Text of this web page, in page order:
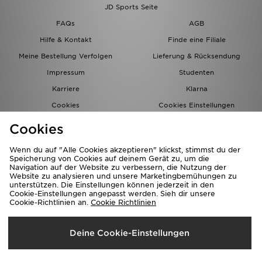
JD Sports Seite
FAQs
AGB
Hilfe & Kontakt
Finde eine Filiale
Meine Bestellung Verfolgen
Lieferung & Rücksendung
Impressum
Studenten
Karriere
Klarna
Cookies
Cookies Einstellungen
Lieferung Nach
Deutschland
Cookies
Wenn du auf "Alle Cookies akzeptieren" klickst, stimmst du der
Speicherung von Cookies auf deinem Gerät zu, um die
Navigation auf der Website zu verbessern, die Nutzung der
Website zu analysieren und unsere Marketingbemühungen zu
unterstützen. Die Einstellungen können jederzeit in den
Cookie-Einstellungen angepasst werden. Sieh dir unsere
Cookie-Richtlinien an. Cookie Richtlinien
Deine Cookie-Einstellungen